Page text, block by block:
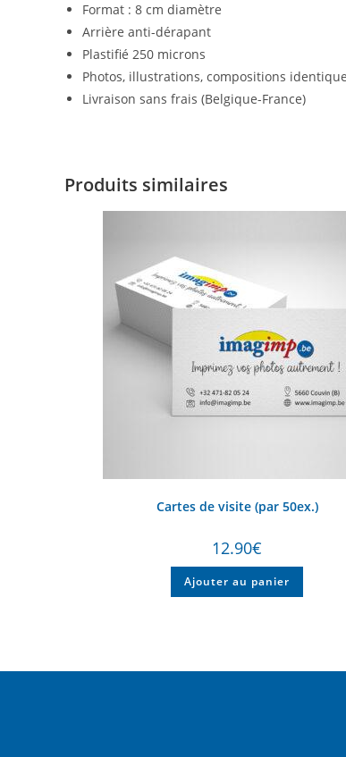
Format : 8 cm diamètre
Arrière anti-dérapant
Plastifié 250 microns
Photos, illustrations, compositions
Livraison sans frais (Belgique-France)
Produits similaires
Cartes de visite (par 50ex.)
12.90€
Ajouter au panier